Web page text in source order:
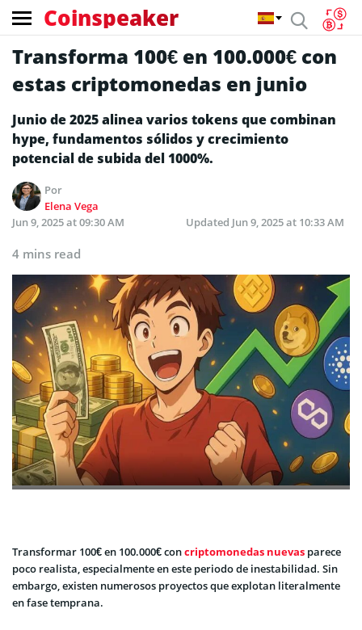
Coinspeaker
Transforma 100€ en 100.000€ con
estas criptomonedas en junio
Junio de 2025 alinea varios tokens que combinan
hype, fundamentos sólidos y crecimiento
potencial de subida del 1000%.
Por
Elena Vega
Jun 9, 2025 at 09:30 AM
Updated Jun 9, 2025 at 10:33 AM
4 mins read
Transformar 100€ en 100.000€ concriptomonedas nuevas parece
poco realista, especialmente en este periodo de inestabilidad. Sin
embargo, existen numerosos proyectos que explotan literalmente
en fase temprana.